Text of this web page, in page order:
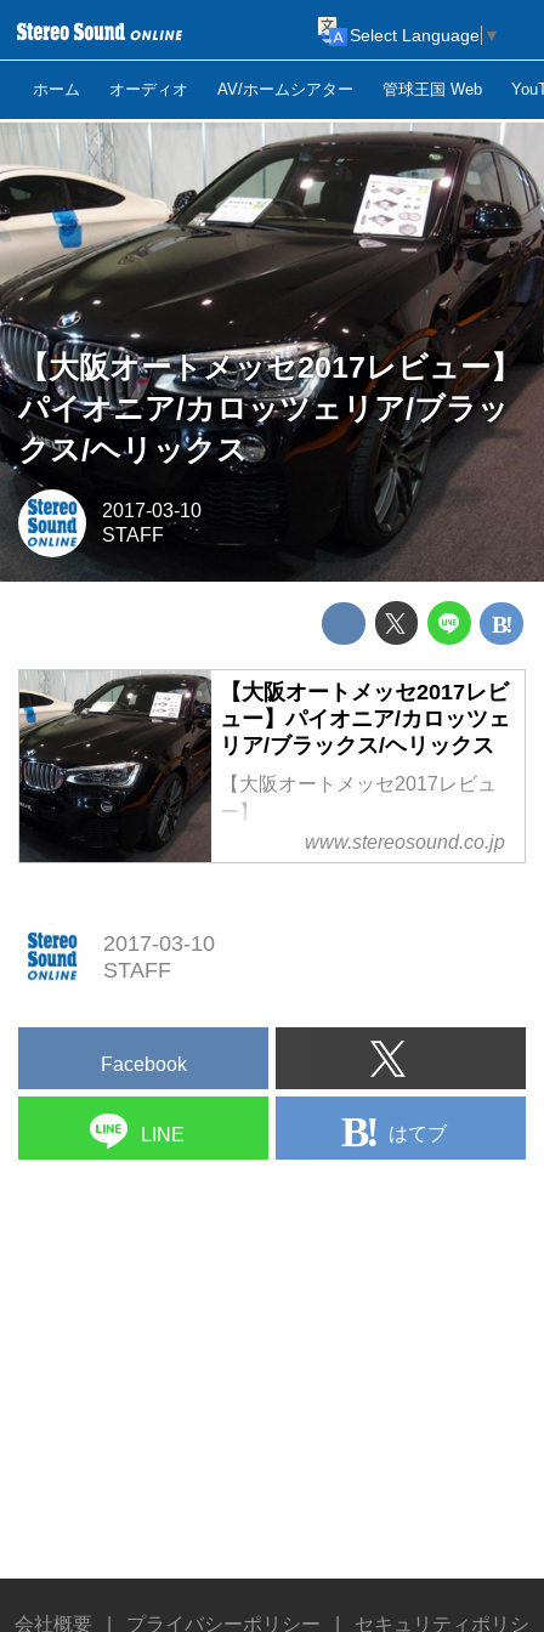
ホーム オーディオ AV/ホームシアター 管球王国 Web
Select Language ▼
【大阪オートメッセ2017レビュー】
パイオニア/カロッツェリア/ブラッ
クス/ヘリックス
2017-03-10
STAFF
【大阪オートメッセ2017レビ
ュー】パイオニア/カロッツェ
リア/ブラックス/ヘリックス
【大阪オートメッセ2017レビュ
ー】
パイオニア/カロッツェリア/ブラ
ックス/ヘリックス
www.stereosound.co.jp
2017-03-10
STAFF
Facebook
LINE はてブ
会社概要 プライバシーポリシー セキュリティポリシ